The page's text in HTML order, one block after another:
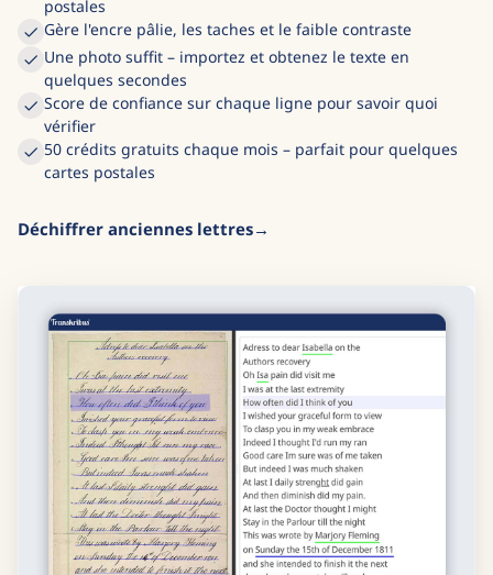
postales
Gère l'encre pâlie, les taches et le faible contraste
Une photo suffit – importez et obtenez le texte en
quelques secondes
Score de confiance sur chaque ligne pour savoir quoi
vérifier
50 crédits gratuits chaque mois – parfait pour quelques
cartes postales
Déchiffrer anciennes lettres